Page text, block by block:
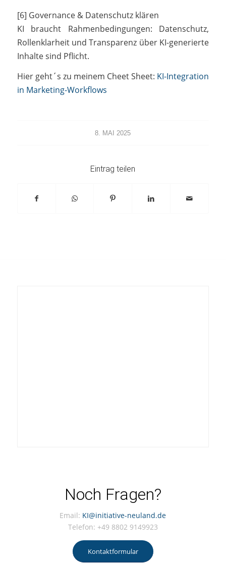
[6] Governance & Datenschutz klären
KI braucht Rahmenbedingungen: Datenschutz,
Rollenklarheit und Transparenz über KI-generierte
Inhalte sind Pflicht.
Hier geht´s zu meinem Cheet Sheet: KI-Integration
in Marketing-Workflows
8. MAI 2025
Eintrag teilen
Noch Fragen?
Email: KI@initiative-neuland.de
Telefon: +49 8802 9149923
Kontaktformular